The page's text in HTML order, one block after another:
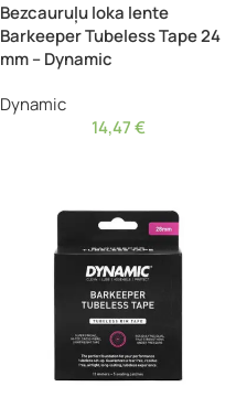
Bezcauruļu loka lente
Barkeeper Tubeless Tape 24
mm – Dynamic
Dynamic
14,47€